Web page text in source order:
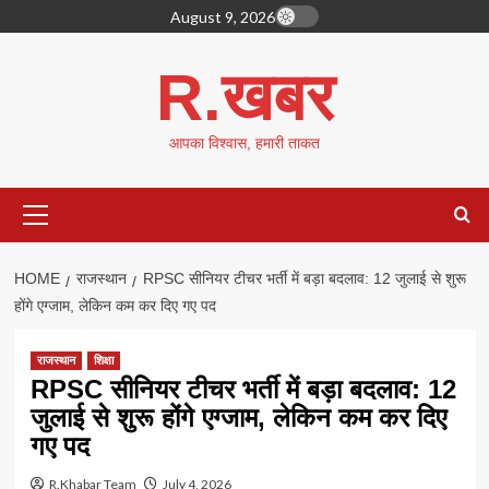
to
August 9, 2026
R.खबर
आपका विश्वास, हमारी ताकत
Menu
HOME राजस्थान
RPSC सीनियर टीचर भर्ती में बड़ा बदलाव: 12 जुलाई से शुरू
होंगे एग्जाम, लेकिन कम कर दिए गए पद
राजस्थान शिक्षा
RPSC सीनियर टीचर भर्ती में बड़ा बदलाव: 12
जुलाई से शुरू होंगे एग्जाम, लेकिन कम कर दिए
गए पद
R.Khabar Team July 4, 2026